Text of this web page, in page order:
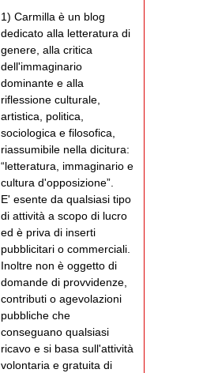
1) Carmilla è un blog
dedicato alla letteratura di
genere, alla critica
dell'immaginario
dominante e alla
riflessione culturale,
artistica, politica,
sociologica e filosofica,
riassumibile nella dicitura:
“letteratura, immaginario e
cultura d'opposizione”.
E' esente da qualsiasi tipo
di attività a scopo di lucro
ed è priva di inserti
pubblicitari o commerciali.
Inoltre non è oggetto di
domande di provvidenze,
contributi o agevolazioni
pubbliche che
conseguano qualsiasi
ricavo e si basa sull'attività
volontaria e gratuita di